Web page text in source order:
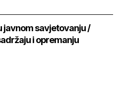
javnom savjetovanju /
i opremanju